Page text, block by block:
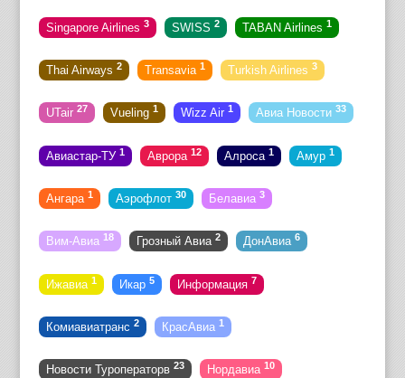
Singapore Airlines 3 SWISS 2 TABAN Airlines 1
Thai Airways 2 Transavia 1 Turkish Airlines 3
UTair 27 Vueling 1 Wizz Air 1 Авиа Новости 33
Авиастар-ТУ 1 Аврора 12 Алроса 1 Амур 1
Ангара 1 Аэрофлот 30 Белавиа 3
Вим-Авиа 18 Грозный Авиа 2 ДонАвиа 6
Ижавиа 1 Икар 5 Информация 7
Комиавиатранс 2 КрасАвиа 1
Новости Туроператорв 23 Нордавиа 10